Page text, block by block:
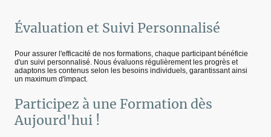
Évaluation et Suivi Personnalisé
Pour assurer l'efficacité de nos formations, chaque participant bénéficie
d'un suivi personnalisé. Nous évaluons régulièrement les progrès et
adaptons les contenus selon les besoins individuels, garantissant ainsi
un maximum d'impact.
Participez à une Formation dès
Aujourd'hui !